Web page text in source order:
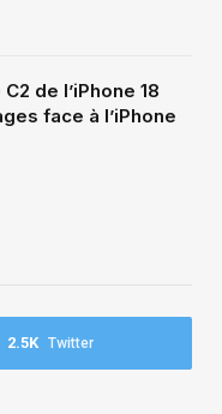
de l’iPhone 18
face à l’iPhone
Twitter
2.5K